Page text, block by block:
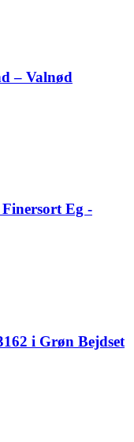
– Valnød
Eg -
i Grøn Bejdset